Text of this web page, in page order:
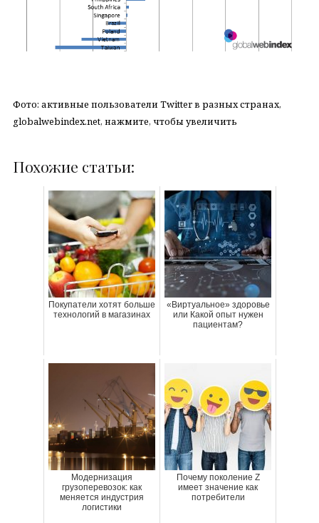
Фото: активные пользователи Twitter в разных странах,
globalwebindex.net, нажмите, чтобы увеличить
Похожие статьи:
Покупатели хотят больше
технологий в магазинах
«Виртуальное» здоровье
или Какой опыт нужен
пациентам?
Модернизация
грузоперевозок: как
меняется индустрия
логистики
Почему поколение Z
имеет значение как
потребители